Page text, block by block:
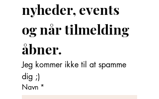
nyheder, events
og når tilmelding
Jeg kommer ikke til at spamme
dig ;)
Navn *